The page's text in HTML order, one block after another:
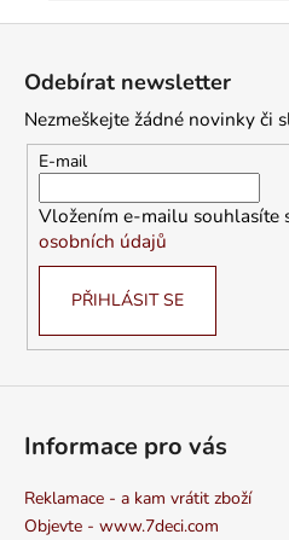
Odebírat newsletter
Nezmeškejte žádné novinky či
E-mail
Vložením e-mailu souhlasíte
osobních údajů
PŘIHLÁSIT SE
Informace pro vás
Reklamace - a kam vrátit zboží
Objevte - www.7deci.com